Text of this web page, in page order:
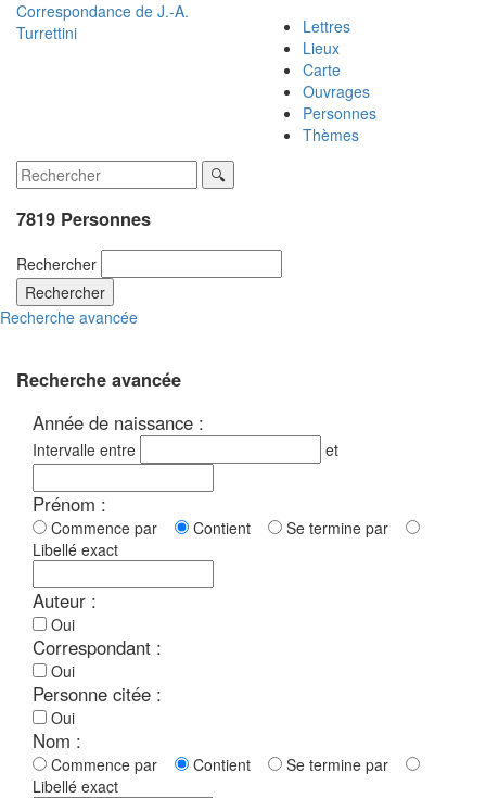
Correspondance de J.-A.
Turrettini
Lettres
Lieux
Carte
Ouvrages
Personnes
Thèmes
7819 Personnes
Rechercher
Rechercher
Recherche avancée
Recherche avancée
Année de naissance :
Intervalle entre et
Prénom :
Commence par Contient
Se termine par
Libellé exact
Auteur :
Oui
Correspondant :
Oui
Personne citée :
Oui
Nom :
Commence par Contient
Se termine par
Libellé exact